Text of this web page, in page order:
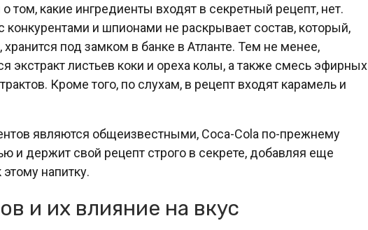
какие ингредиенты входят в секретный рецепт, нет.
и шпионами не раскрывает состав, который,
под замком в банке в Атланте. Тем не менее,
экстракт листьев коки и ореха колы, а также смесь эфирных
Кроме того, по слухам, в рецепт входят карамель и
являются общеизвестными, Coca-Cola по-прежнему
и держит свой рецепт строго в секрете, добавляя еще
напитку.
и их влияние на вкус